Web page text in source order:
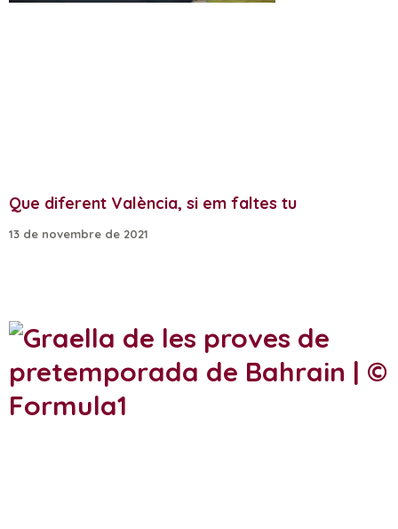
Que diferent València, si em faltes tu
13 de novembre de 2021